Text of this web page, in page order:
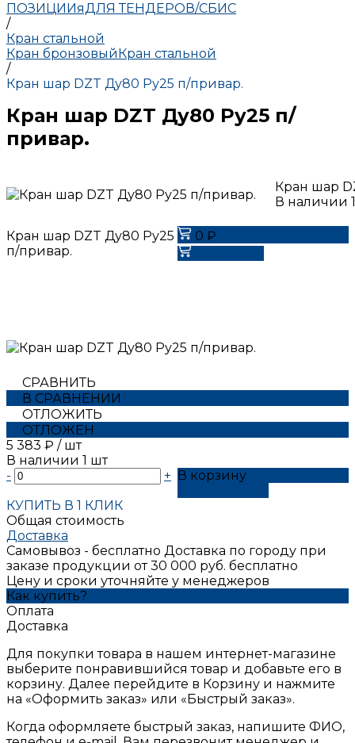
ПОЗИЦИИяДЛЯ ТЕНДЕРОВ/СБИС
/
Кран стальной
Кран бронзовыйКран стальной
/
Кран шар DZT Ду80 Ру25 п/привар.
Кран шар DZT Ду80 Ру25 п/
привар.
Кран шар
В наличии 1
Кран шар DZT Ду80 Ру25
п/привар.
0 ₽
СРАВНИТЬ
В СРАВНЕНИИ
ОТЛОЖИТЬ
ОТЛОЖЕН
5 383 ₽ / шт
В наличии 1 шт
-
+
В корзину
КУПИТЬ В 1 КЛИК
Общая стоимость
Доставка
Самовывоз - бесплатно Доставка по городу при
заказе продукции от 30 000 руб. бесплатно
Цену и сроки уточняйте у менеджеров
Как купить?
Оплата
Доставка
Для покупки товара в нашем интернет-магазине
выберите понравившийся товар и добавьте его в
корзину. Далее перейдите в Корзину и нажмите
на «Оформить заказ» или «Быстрый заказ».
Когда оформляете быстрый заказ, напишите ФИО,